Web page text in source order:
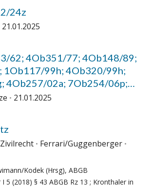
13s; 4Ob141/13h;
4Ob209/16p; 4Ob31/20t;
24z
21.01.2025
62; 4Ob351/77; 4Ob148/89;
1Ob117/99h; 4Ob320/99h;
4Ob257/02a; 7Ob254/06p;
4Ob189/15w; 4Ob188/16z;
21.01.2025
Ferrari/Guggenberger
Kodek (Hrsg), ABGB
5 (2018) § 43 ABGB Rz 13 ; Kronthaler in